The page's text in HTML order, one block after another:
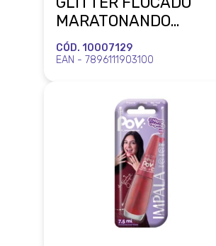
MARATONANDO
NETFLIX ACLAMADO
PELA CRITICA BLISTER
CÓD. 10007129
EAN - 7896111903100